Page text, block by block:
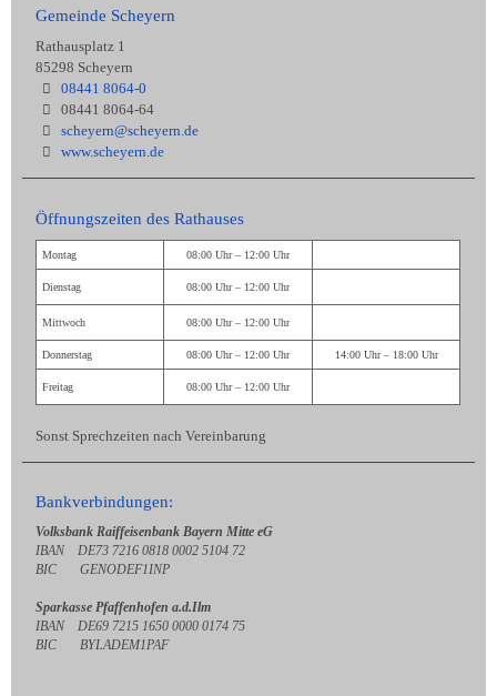
Gemeinde Scheyern
Rathausplatz 1
85298 Scheyern
08441 8064-0
08441 8064-64
scheyern@scheyern.de
www.scheyern.de
Öffnungszeiten des Rathauses
Montag 08:00 Uhr – 12:00 Uhr
Dienstag 08:00 Uhr – 12:00 Uhr
Mittwoch 08:00 Uhr – 12:00 Uhr
Donnerstag 08:00 Uhr – 12:00 Uhr 14:00 Uhr – 18:00 Uhr
Freitag 08:00 Uhr – 12:00 Uhr
Sonst Sprechzeiten nach Vereinbarung
Bankverbindungen:
Volksbank Raiffeisenbank Bayern Mitte eG
IBAN DE73 7216 0818 0002 5104 72
BIC GENODEF1INP
Sparkasse Pfaffenhofen a.d.Ilm
IBAN DE69 7215 1650 0000 0174 75
BIC BYLADEM1PAF